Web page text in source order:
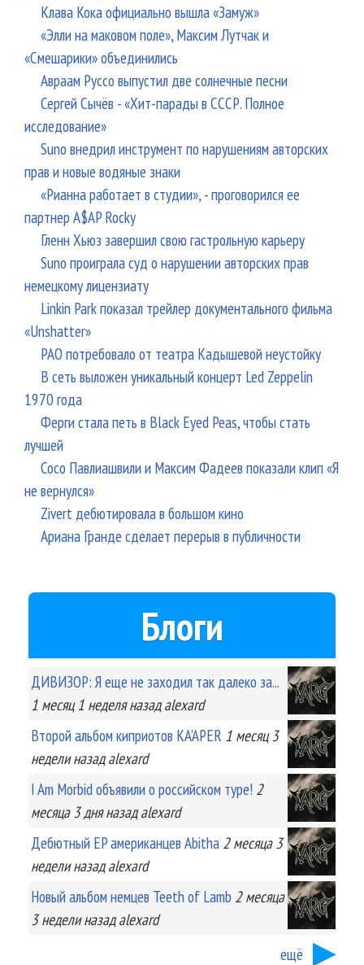
Клава Кока официально вышла «Замуж»
«Элли на маковом поле», Максим Лутчак и
«Смешарики» объединились
Авраам Руссо выпустил две солнечные песни
Сергей Сычёв - «Хит-парады в СССР. Полное
исследование»
Suno внедрил инструмент по нарушениям авторских
прав и новые водяные знаки
«Рианна работает в студии», - проговорился ее
партнер A$AP Rocky
Гленн Хьюз завершил свою гастрольную карьеру
Suno проиграла суд о нарушении авторских прав
немецкому лицензиату
Linkin Park показал трейлер документального фильма
«Unshatter»
РАО потребовало от театра Кадышевой неустойку
В сеть выложен уникальный концерт Led Zeppelin
1970 года
Ферги стала петь в Black Eyed Peas, чтобы стать
лучшей
Сосо Павлиашвили и Максим Фадеев показали клип «Я
не вернулся»
Zivert дебютировала в большом кино
Ариана Гранде сделает перерыв в публичности
Блоги
ДИВИЗОР: Я еще не заходил так далеко за...
1 месяц 1 неделяназад alexard
Второй альбом киприотов KA'APER 1 месяц 3
неделиназад alexard
I Am Morbid объявили о российском туре! 2
месяца 3 дняназад alexard
Дебютный EP американцев Abitha 2 месяца 3
неделиназад alexard
Новый альбом немцев Teeth of Lamb 2 месяца
3 неделиназад alexard
ещё